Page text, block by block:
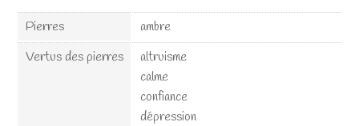
Pierres
ambre
Vertus des pierres
altruisme
calme
confiance
dépression